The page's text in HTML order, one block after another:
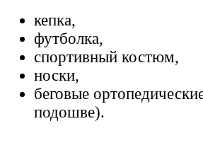
кепка,
футболка,
спортивный костюм,
носки,
беговые
подошве).